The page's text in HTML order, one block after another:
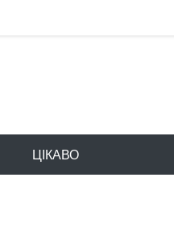
ЦІКАВО